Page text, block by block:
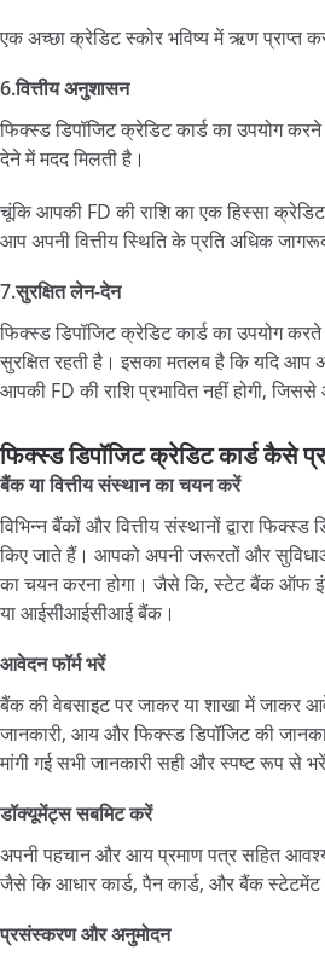
एक अच्छा क्रेडिट स्कोर भविष्य में ऋण प्राप्त
6.वित्तीय अनुशासन
फिक्स्ड डिपॉजिट क्रेडिट कार्ड का उपयोग
देने में मदद मिलती है।
चूंकि आपकी FD की राशि का एक हिस्सा
आप अपनी वित्तीय स्थिति के प्रति अधिक
7.सुरक्षित लेन-देन
फिक्स्ड डिपॉजिट क्रेडिट कार्ड का उपयोग
सुरक्षित रहती है। इसका मतलब है कि यदि आप
आपकी FD की राशि प्रभावित नहीं होगी,
फिक्स्ड डिपॉजिट क्रेडिट कार्ड कैसे
बैंक या वित्तीय संस्थान का चयन करें
विभिन्न बैंकों और वित्तीय संस्थानों द्वारा फिक्स्ड
किए जाते हैं। आपको अपनी जरूरतों और
का चयन करना होगा। जैसे कि, स्टेट बैंक ऑफ
या आईसीआईसीआई बैंक।
आवेदन फॉर्म भरें
बैंक की वेबसाइट पर जाकर या शाखा में जाकर
जानकारी, आय और फिक्स्ड डिपॉजिट की
मांगी गई सभी जानकारी सही और स्पष्ट रूप से
डॉक्यूमेंट्स सबमिट करें
अपनी पहचान और आय प्रमाण पत्र सहित
जैसे कि आधार कार्ड, पैन कार्ड, और बैंक
प्रसंस्करण और अनुमोदन